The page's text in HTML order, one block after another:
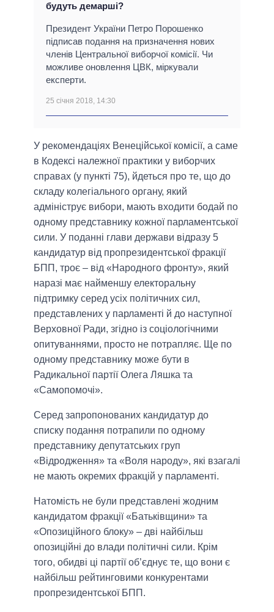
будуть демарші?
Президент України Петро Порошенко
підписав подання на призначення нових
членів Центральної виборчої комісії. Чи
можливе оновлення ЦВК, міркували
експерти.
25 січня 2018, 14:30
У рекомендаціях Венеційської комісії, а саме
в Кодексі належної практики у виборчих
справах (у пункті 75), йдеться про те, що до
складу колегіального органу, який
адмініструє вибори, мають входити бодай по
одному представнику кожної парламентської
сили. У поданні глави держави відразу 5
кандидатур від пропрезидентської фракції
БПП, троє – від «Народного фронту», який
наразі має найменшу електоральну
підтримку серед усіх політичних сил,
представлених у парламенті й до наступної
Верховної Ради, згідно із соціологічними
опитуваннями, просто не потрапляє. Ще по
одному представнику може бути в
Радикальної партії Олега Ляшка та
«Самопомочі».
Серед запропонованих кандидатур до
списку подання потрапили по одному
представнику депутатських груп
«Відродження» та «Воля народу», які взагалі
не мають окремих фракцій у парламенті.
Натомість не були представлені жодним
кандидатом фракції «Батьківщини» та
«Опозиційного блоку» – дві найбільш
опозиційні до влади політичні сили. Крім
того, обидві ці партії об’єднує те, що вони є
найбільш рейтинговими конкурентами
пропрезидентської БПП.